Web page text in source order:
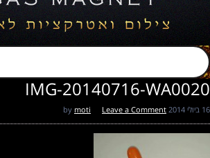
IMG-20140716-WA0020
16 ביולי 2014 moti Leave a Comment